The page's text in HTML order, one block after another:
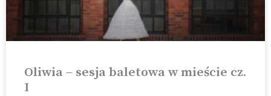
Oliwia – sesja baletowa w mieście cz.
I